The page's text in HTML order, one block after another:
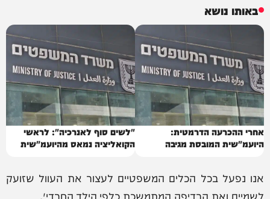
באותו נושא
אחרי ההכרעה הדרמטית:
היועמ"שית המובסת מגיבה
"לשים סוף לאנרכיה": לראשי
הקואליציה נמאס מהיועמ"שית
אנו נפעל בכל הכלים המשפטיים לעצור את העוול שזועק
לשמיים ואת הרדיפה המתמשכת כלפי הילד החרדי״.